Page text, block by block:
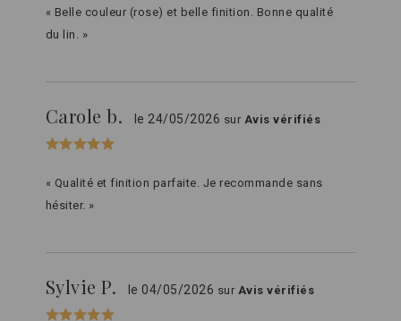
« Belle couleur (rose) et belle finition. Bonne qualité
du lin. »
Carole b. le 24/05/2026 sur Avis vérifiés
« Qualité et finition parfaite. Je recommande sans
hésiter. »
Sylvie P. le 04/05/2026 sur Avis vérifiés